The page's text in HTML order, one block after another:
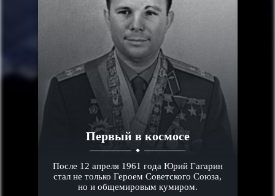
Первый в космосе
После 12 апреля 1961 года Юрий Гагарин
стал не только Героем Советского Союза,
но и общемировым кумиром.